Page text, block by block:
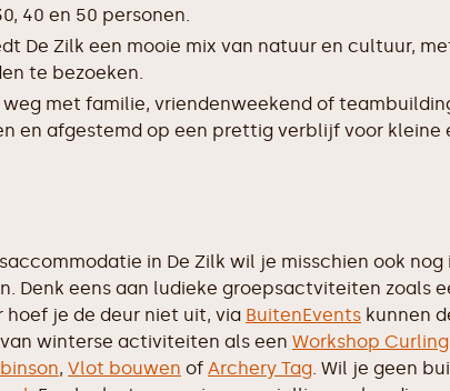
40 en 50 personen.
De Zilk een mooie mix van natuur en cultuur,
te bezoeken.
met familie, vriendenweekend of
en afgestemd op een prettig verblijf voor kleine
in De Zilk wil je misschien ook
Denk eens aan ludieke groepsactviteiten zoals
je de deur niet uit, via BuitenEvents kunnen
winterse activiteiten als een Workshop
, Vlot bouwen of Archery Tag. Wil je geen